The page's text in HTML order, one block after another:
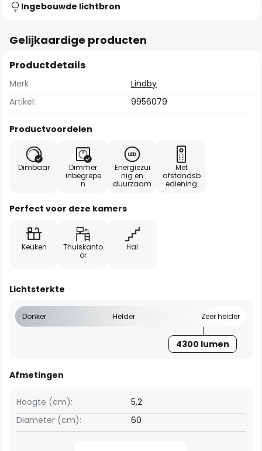
Ingebouwde lichtbron
Gelijkaardige producten
Productdetails
Merk
Lindby
Artikel:
9956079
Productvoordelen
Dimbaar
Dimmer
inbegrepe
n
Energiezui
nig en
duurzaam
Met
afstandsb
ediening
Perfect voor deze kamers
Keuken
Thuiskanto
or
Hal
Lichtsterkte
Donker Helder Zeer helder
4300 lumen
Afmetingen
Hoogte (cm):
5,2
Diameter (cm):
60